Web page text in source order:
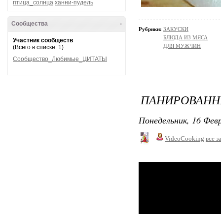
птица_солнца ханни-пудель
-
Сообщества
Участник сообществ
(Всего в списке: 1)
Сообщество_Любимые_ЦИТАТЫ
Рубрики: ЗАКУСКИ
БЛЮДА ИЗ МЯСА
ДЛЯ МУЖЧИН
Понедельник, 16
VideoCooking все